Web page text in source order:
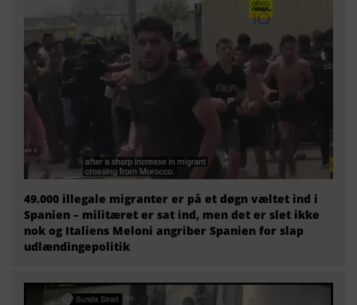
49.000 illegale migranter er på et døgn væltet ind i
Spanien – militæret er sat ind, men det er slet ikke
nok og Italiens Meloni angriber Spanien for slap
udlændingepolitik